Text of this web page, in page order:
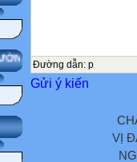
TRƯỜNGĐường dẫn: p
Gửi ý kiến
VỊ